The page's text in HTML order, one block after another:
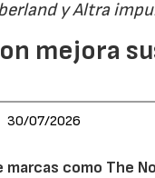
y Altra
mejora
30/07/2026
como The